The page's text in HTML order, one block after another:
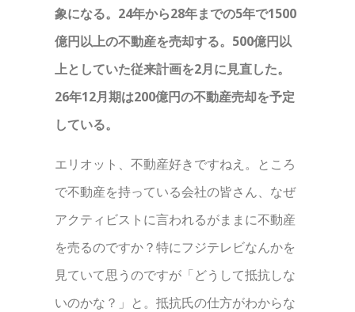
象になる。24年から28年までの5年で1500
億円以上の不動産を売却する。500億円以
上としていた従来計画を2月に見直した。
26年12月期は200億円の不動産売却を予定
している。
エリオット、不動産好きですねえ。ところ
で不動産を持っている会社の皆さん、なぜ
アクティビストに言われるがままに不動産
を売るのですか？特にフジテレビなんかを
見ていて思うのですが「どうして抵抗しな
いのかな？」と。抵抗氏の仕方がわからな